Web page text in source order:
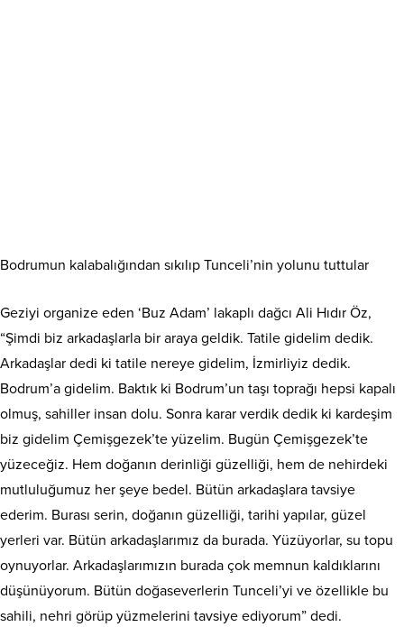
Bodrumun kalabalığından sıkılıp Tunceli’nin yolunu tuttular
Geziyi organize eden ‘Buz Adam’ lakaplı dağcı Ali Hıdır Öz,
“Şimdi biz arkadaşlarla bir araya geldik. Tatile gidelim dedik.
Arkadaşlar dedi ki tatile nereye gidelim, İzmirliyiz dedik.
Bodrum’a gidelim. Baktık ki Bodrum’un taşı toprağı hepsi kapalı
olmuş, sahiller insan dolu. Sonra karar verdik dedik ki kardeşim
biz gidelim Çemişgezek’te yüzelim. Bugün Çemişgezek’te
yüzeceğiz. Hem doğanın derinliği güzelliği, hem de nehirdeki
mutluluğumuz her şeye bedel. Bütün arkadaşlara tavsiye
ederim. Burası serin, doğanın güzelliği, tarihi yapılar, güzel
yerleri var. Bütün arkadaşlarımız da burada. Yüzüyorlar, su topu
oynuyorlar. Arkadaşlarımızın burada çok memnun kaldıklarını
düşünüyorum. Bütün doğaseverlerin Tunceli’yi ve özellikle bu
sahili, nehri görüp yüzmelerini tavsiye ediyorum” dedi.